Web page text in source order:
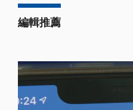
編輯推薦